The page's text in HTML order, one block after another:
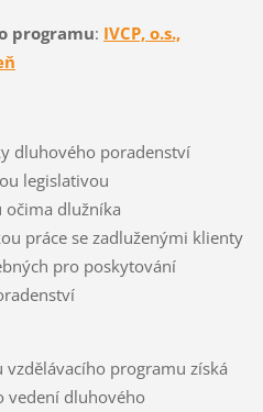
programu: IVCP, o.s.,
dluhového poradenství
legislativou
dlužníka
práce se zadluženými klienty
pro poskytování
programu získá
vedení dluhového